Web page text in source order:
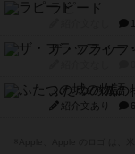
ラピード
ザ・フラッフ
ふたつの城の
紹介文あり